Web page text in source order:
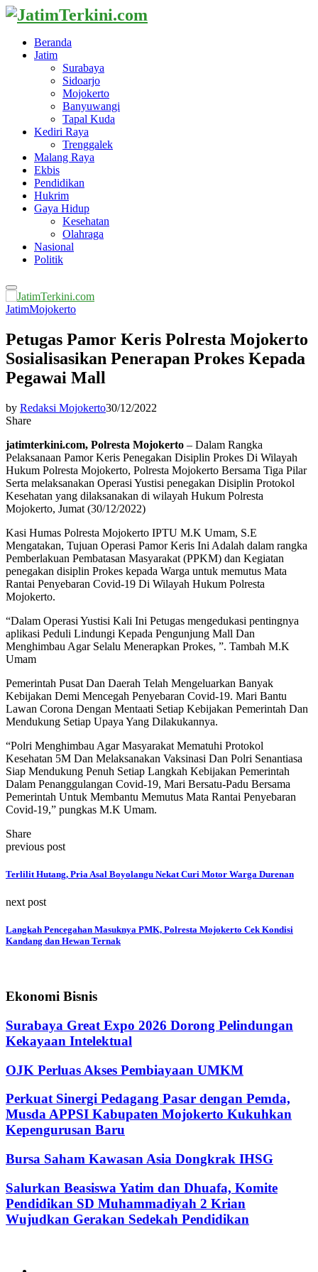
Beranda
Jatim
Surabaya
Sidoarjo
Mojokerto
Banyuwangi
Tapal Kuda
Kediri Raya
Trenggalek
Malang Raya
Ekbis
Pendidikan
Hukrim
Gaya Hidup
Kesehatan
Olahraga
Nasional
Politik
Primary
Menu
JatimMojokerto
Petugas Pamor Keris Polresta Mojokerto
Sosialisasikan Penerapan Prokes Kepada
Pegawai Mall
by Redaksi Mojokerto30/12/2022
Share
jatimterkini.com, Polresta Mojokerto – Dalam Rangka
Pelaksanaan Pamor Keris Penegakan Disiplin Prokes Di Wilayah
Hukum Polresta Mojokerto, Polresta Mojokerto Bersama Tiga Pilar
Serta melaksanakan Operasi Yustisi penegakan Disiplin Protokol
Kesehatan yang dilaksanakan di wilayah Hukum Polresta
Mojokerto, Jumat (30/12/2022)
Kasi Humas Polresta Mojokerto IPTU M.K Umam, S.E
Mengatakan, Tujuan Operasi Pamor Keris Ini Adalah dalam rangka
Pemberlakuan Pembatasan Masyarakat (PPKM) dan Kegiatan
penegakan disiplin Prokes kepada Warga untuk memutus Mata
Rantai Penyebaran Covid-19 Di Wilayah Hukum Polresta
Mojokerto.
“Dalam Operasi Yustisi Kali Ini Petugas mengedukasi pentingnya
aplikasi Peduli Lindungi Kepada Pengunjung Mall Dan
Menghimbau Agar Selalu Menerapkan Prokes, ”. Tambah M.K
Umam
Pemerintah Pusat Dan Daerah Telah Mengeluarkan Banyak
Kebijakan Demi Mencegah Penyebaran Covid-19. Mari Bantu
Lawan Corona Dengan Mentaati Setiap Kebijakan Pemerintah Dan
Mendukung Setiap Upaya Yang Dilakukannya.
“Polri Menghimbau Agar Masyarakat Mematuhi Protokol
Kesehatan 5M Dan Melaksanakan Vaksinasi Dan Polri Senantiasa
Siap Mendukung Penuh Setiap Langkah Kebijakan Pemerintah
Dalam Penanggulangan Covid-19, Mari Bersatu-Padu Bersama
Pemerintah Untuk Membantu Memutus Mata Rantai Penyebaran
Covid-19,” pungkas M.K Umam.
Share
previous post
Terlilit Hutang, Pria Asal Boyolangu Nekat Curi Motor Warga Durenan
next post
Langkah Pencegahan Masuknya PMK, Polresta Mojokerto Cek Kondisi
Kandang dan Hewan Ternak
Ekonomi Bisnis
Surabaya Great Expo 2026 Dorong Pelindungan
Kekayaan Intelektual
OJK Perluas Akses Pembiayaan UMKM
Perkuat Sinergi Pedagang Pasar dengan Pemda,
Musda APPSI Kabupaten Mojokerto Kukuhkan
Kepengurusan Baru
Bursa Saham Kawasan Asia Dongkrak IHSG
Salurkan Beasiswa Yatim dan Dhuafa, Komite
Pendidikan SD Muhammadiyah 2 Krian
Wujudkan Gerakan Sedekah Pendidikan